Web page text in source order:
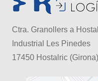
Ctra. Granollers a
Industrial Les Pinedes
17450 Hostalric (Girona)